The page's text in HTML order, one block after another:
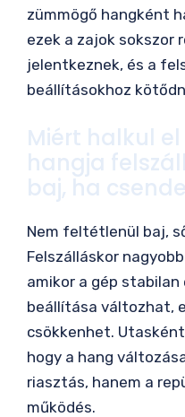
zümmögő hangként
ezek a zajok sokszor
jelentkeznek, és a
beállításokhoz
Miért halkul
hangja
baj, ha
Nem feltétlenül baj,
Felszálláskor
amikor a gép
beállítása változhat,
csökkenhet.
hogy a hang
riasztás, hanem a
működés.